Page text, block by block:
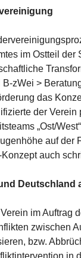
im Ostteil der
zWei >
das
der
„Ost/
auf
auch
im Auftrag
zwischen
bzw.
in